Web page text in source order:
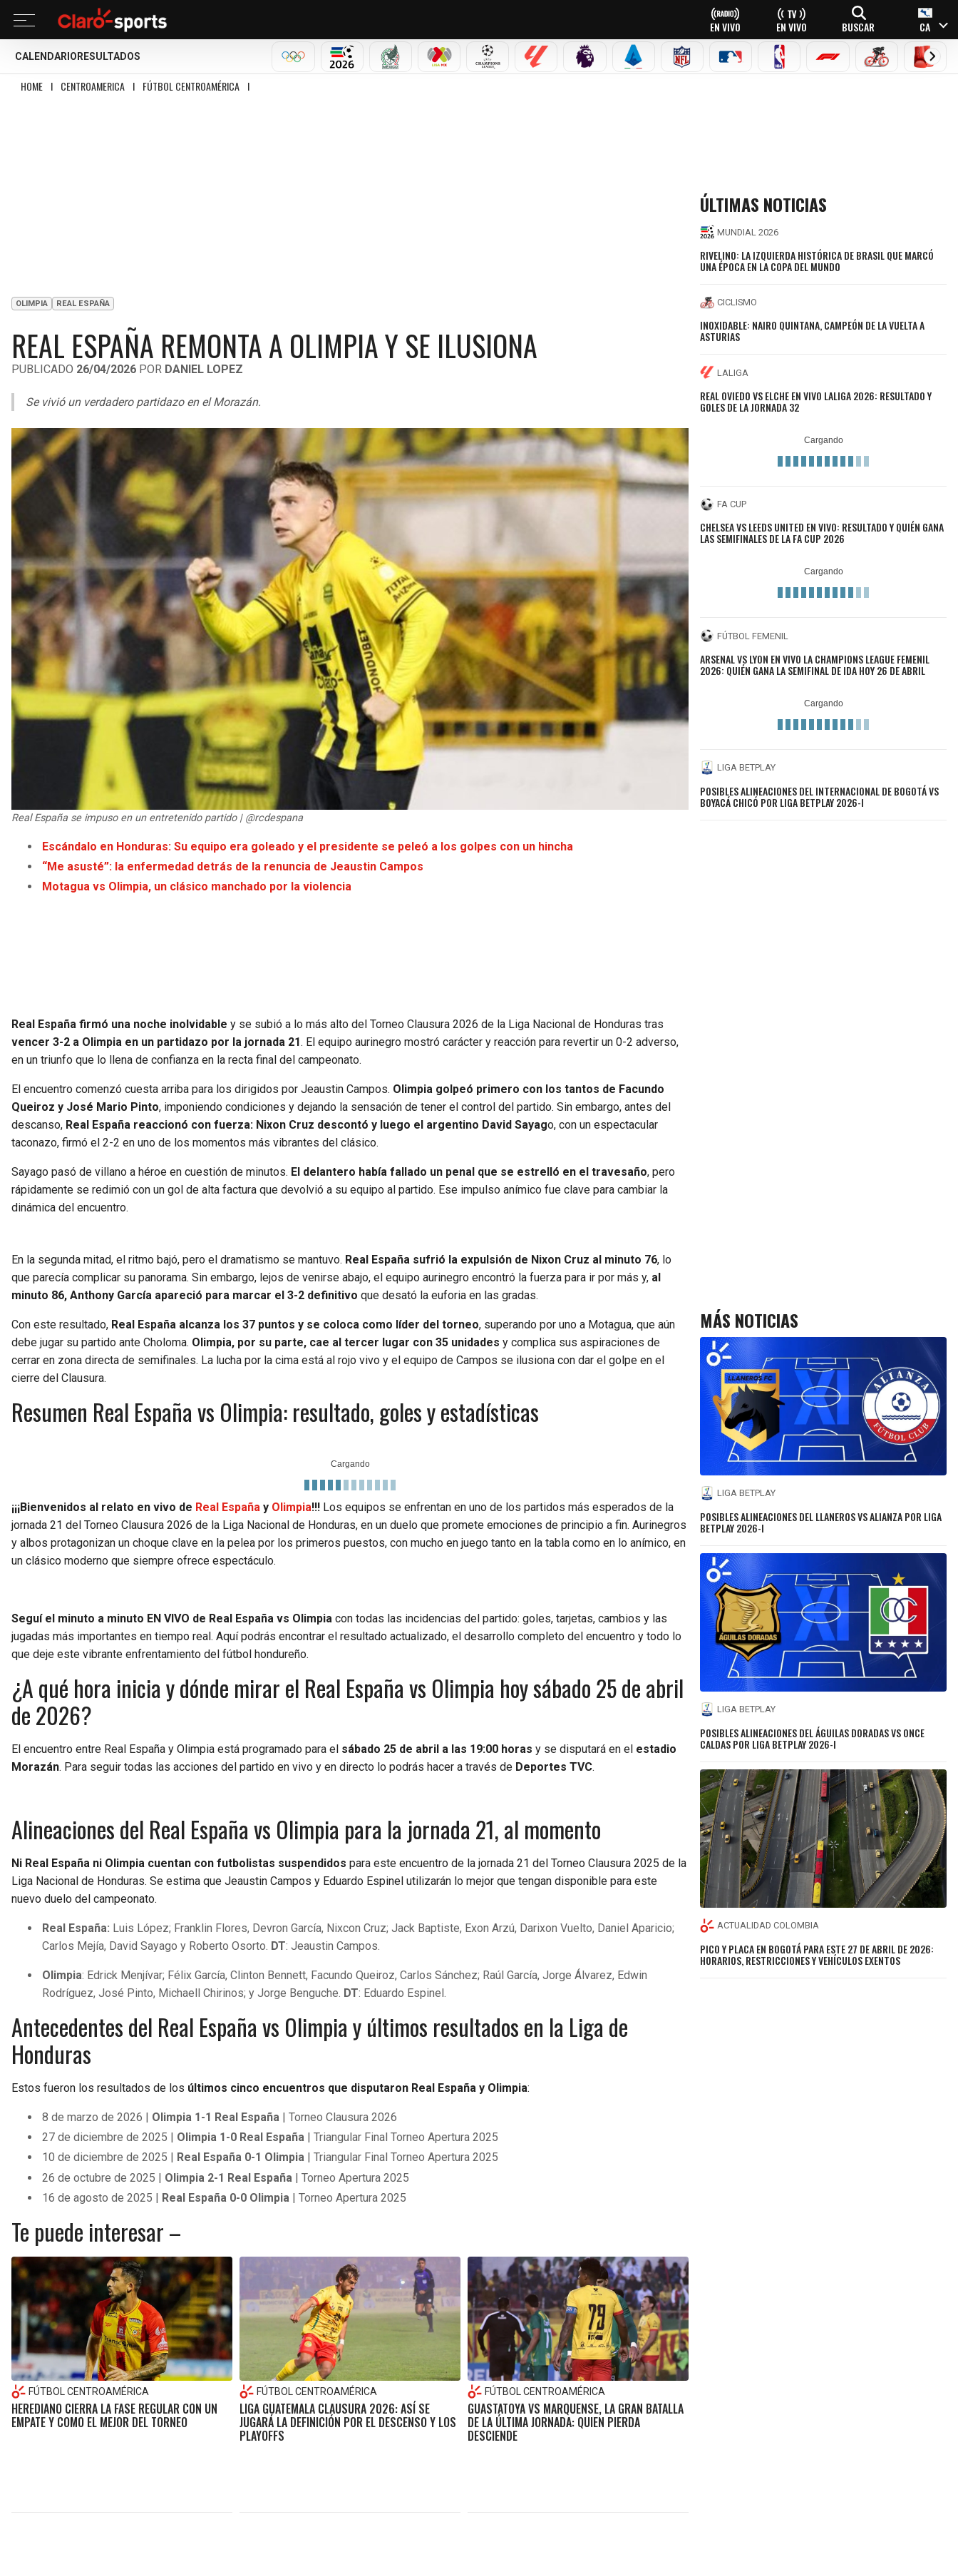
EN VIVO EN VIVO BUSCAR CA
CALENDARIO RESULTADOS
OLÍMPICOSMUNDIAL 2026SELECCIÓN MEXICANA
LIGA MX CHAMPIONS LEAGUE
LALIGA PREMIER LEAGUE
SERIE A NFL MLB NBA FÓRMULA 1CICLISMOBOXEO
HOME I CENTROAMERICA I FÚTBOL CENTROAMÉRICA I
OLIMPIA REAL ESPAÑA
REAL ESPAÑA REMONTA A OLIMPIA Y SE ILUSIONA
PUBLICADO 26/04/2026 POR DANIEL LOPEZ
Se vivió un verdadero partidazo en el Morazán.
Real España se impuso en un entretenido partido | @rcdespana
Escándalo en Honduras: Su equipo era goleado y el presidente se peleó a los golpes con un hincha
“Me asusté”: la enfermedad detrás de la renuncia de Jeaustin Campos
Motagua vs Olimpia, un clásico manchado por la violencia
Real España firmó una noche inolvidable y se subió a lo más alto del Torneo Clausura 2026 de la Liga Nacional de Honduras tras
vencer 3-2 a Olimpia en un partidazo por la jornada 21. El equipo aurinegro mostró carácter y reacción para revertir un 0-2 adverso,
en un triunfo que lo llena de confianza en la recta final del campeonato.
El encuentro comenzó cuesta arriba para los dirigidos por Jeaustin Campos. Olimpia golpeó primero con los tantos de Facundo
Queiroz y José Mario Pinto, imponiendo condiciones y dejando la sensación de tener el control del partido. Sin embargo, antes del
descanso, Real España reaccionó con fuerza: Nixon Cruz descontó y luego el argentino David Sayago, con un espectacular
taconazo, firmó el 2-2 en uno de los momentos más vibrantes del clásico.
Sayago pasó de villano a héroe en cuestión de minutos. El delantero había fallado un penal que se estrelló en el travesaño, pero
rápidamente se redimió con un gol de alta factura que devolvió a su equipo al partido. Ese impulso anímico fue clave para cambiar la
dinámica del encuentro.
En la segunda mitad, el ritmo bajó, pero el dramatismo se mantuvo. Real España sufrió la expulsión de Nixon Cruz al minuto 76, lo
que parecía complicar su panorama. Sin embargo, lejos de venirse abajo, el equipo aurinegro encontró la fuerza para ir por más y, al
minuto 86, Anthony García apareció para marcar el 3-2 definitivo que desató la euforia en las gradas.
Con este resultado, Real España alcanza los 37 puntos y se coloca como líder del torneo, superando por uno a Motagua, que aún
debe jugar su partido ante Choloma. Olimpia, por su parte, cae al tercer lugar con 35 unidades y complica sus aspiraciones de
cerrar en zona directa de semifinales. La lucha por la cima está al rojo vivo y el equipo de Campos se ilusiona con dar el golpe en el
cierre del Clausura.
Resumen Real España vs Olimpia: resultado, goles y estadísticas
¡¡¡Bienvenidos al relato en vivo de Real España y Olimpia!!! Los equipos se enfrentan en uno de los partidos más esperados de la
jornada 21 del Torneo Clausura 2026 de la Liga Nacional de Honduras, en un duelo que promete emociones de principio a fin. Aurinegros
y albos protagonizan un choque clave en la pelea por los primeros puestos, con mucho en juego tanto en la tabla como en lo anímico, en
un clásico moderno que siempre ofrece espectáculo.
Seguí el minuto a minuto EN VIVO de Real España vs Olimpia con todas las incidencias del partido: goles, tarjetas, cambios y las
jugadas más importantes en tiempo real. Aquí podrás encontrar el resultado actualizado, el desarrollo completo del encuentro y todo lo
que deje este vibrante enfrentamiento del fútbol hondureño.
¿A qué hora inicia y dónde mirar el Real España vs Olimpia hoy sábado 25 de abril
de 2026?
El encuentro entre Real España y Olimpia está programado para el sábado 25 de abril a las 19:00 horas y se disputará en el estadio
Morazán. Para seguir todas las acciones del partido en vivo y en directo lo podrás hacer a través de Deportes TVC.
Alineaciones del Real España vs Olimpia para la jornada 21, al momento
Ni Real España ni Olimpia cuentan con futbolistas suspendidos para este encuentro de la jornada 21 del Torneo Clausura 2025 de la
Liga Nacional de Honduras. Se estima que Jeaustin Campos y Eduardo Espinel utilizarán lo mejor que tengan disponible para este
nuevo duelo del campeonato.
Real España: Luis López; Franklin Flores, Devron García, Nixcon Cruz; Jack Baptiste, Exon Arzú, Darixon Vuelto, Daniel Aparicio;
Carlos Mejía, David Sayago y Roberto Osorto. DT: Jeaustin Campos.
Olimpia: Edrick Menjívar; Félix García, Clinton Bennett, Facundo Queiroz, Carlos Sánchez; Raúl García, Jorge Álvarez, Edwin
Rodríguez, José Pinto, Michaell Chirinos; y Jorge Benguche. DT: Eduardo Espinel.
Antecedentes del Real España vs Olimpia y últimos resultados en la Liga de
Honduras
Estos fueron los resultados de los últimos cinco encuentros que disputaron Real España y Olimpia:
8 de marzo de 2026 | Olimpia 1-1 Real España | Torneo Clausura 2026
27 de diciembre de 2025 | Olimpia 1-0 Real España | Triangular Final Torneo Apertura 2025
10 de diciembre de 2025 |
Real España 0-1 Olimpia | Triangular Final Torneo Apertura 2025
26 de octubre de 2025 | Olimpia 2-1 Real España | Torneo Apertura 2025
16 de agosto de 2025 | Real España 0-0 Olimpia | Torneo Apertura 2025
Te puede interesar –
FÚTBOL CENTROAMÉRICA
HEREDIANO CIERRA LA FASE REGULAR CON UN
EMPATE Y COMO EL MEJOR DEL TORNEO
FÚTBOL CENTROAMÉRICA
LIGA GUATEMALA CLAUSURA 2026: ASÍ SE
JUGARÁ LA DEFINICIÓN POR EL DESCENSO Y LOS
PLAYOFFS
FÚTBOL CENTROAMÉRICA
GUASTATOYA VS MARQUENSE, LA GRAN BATALLA
DE LA ÚLTIMA JORNADA: QUIEN PIERDA
DESCIENDE
ÚLTIMAS NOTICIAS
MUNDIAL 2026
RIVELINO: LA IZQUIERDA HISTÓRICA DE BRASIL QUE MARCÓ
UNA ÉPOCA EN LA COPA DEL MUNDO
CICLISMO
INOXIDABLE: NAIRO QUINTANA, CAMPEÓN DE LA VUELTA A
ASTURIAS
LALIGA
REAL OVIEDO VS ELCHE EN VIVO LALIGA 2026: RESULTADO Y
GOLES DE LA JORNADA 32
FA CUP
CHELSEA VS LEEDS UNITED EN VIVO: RESULTADO Y QUIÉN GANA
LAS SEMIFINALES DE LA FA CUP 2026
FÚTBOL FEMENIL
ARSENAL VS LYON EN VIVO LA CHAMPIONS LEAGUE FEMENIL
2026: QUIÉN GANA LA SEMIFINAL DE IDA HOY 26 DE ABRIL
LIGA BETPLAY
POSIBLES ALINEACIONES DEL INTERNACIONAL DE BOGOTÁ VS
BOYACÁ CHICÓ POR LIGA BETPLAY 2026-I
MÁS NOTICIAS
LIGA BETPLAY
POSIBLES ALINEACIONES DEL LLANEROS VS ALIANZA POR LIGA
BETPLAY 2026-I
LIGA BETPLAY
POSIBLES ALINEACIONES DEL ÁGUILAS DORADAS VS ONCE
CALDAS POR LIGA BETPLAY 2026-I
ACTUALIDAD COLOMBIA
PICO Y PLACA EN BOGOTÁ PARA ESTE 27 DE ABRIL DE 2026:
HORARIOS, RESTRICCIONES Y VEHÍCULOS EXENTOS